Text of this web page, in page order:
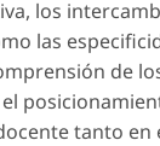
los
las
de
tanto en